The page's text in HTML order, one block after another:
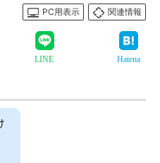
PC用表示
関連情報
LINE Hatena